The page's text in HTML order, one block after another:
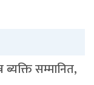
ब्यक्ति सम्मानित,